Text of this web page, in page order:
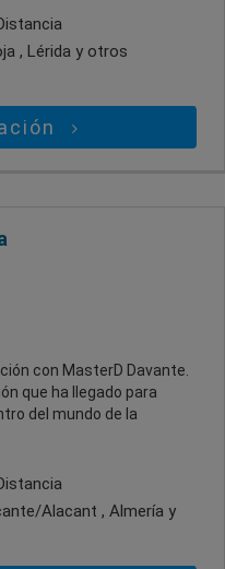
, Lérida y otros
con MasterD Davante.
que ha llegado para
del mundo de la
Alacant , Almería y